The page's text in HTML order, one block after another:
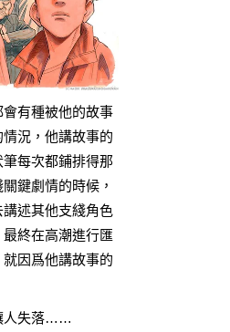
有種被他的故事
況，他講故事的
每次都鋪排得那
鍵劇情的時候，
述其他支綫角色
終在高潮進行匯
因爲他講故事的
人失落……